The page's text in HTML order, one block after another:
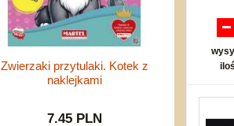
Zwierzaki przytulaki. Kotek z
naklejkami
7.45 PLN